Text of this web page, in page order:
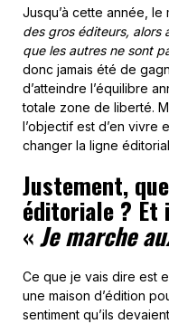
Jusqu’à cette année, le
des gros éditeurs, alors
que les autres ne sont
donc jamais été de
d’atteindre l’équilibre
totale zone de liberté.
l’objectif est d’en vivre
changer la ligne
Justement,
éditoriale ? Et
«Je marche
Ce que je vais dire est
une maison d’édition
sentiment qu’ils